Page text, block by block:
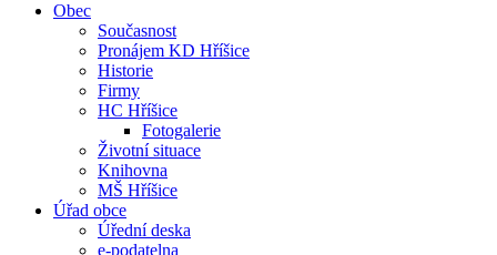
Obec
Současnost
Pronájem KD Hříšice
Historie
Firmy
HC Hříšice
Fotogalerie
Životní situace
Knihovna
MŠ Hříšice
Úřad obce
Úřední deska
e-podatelna